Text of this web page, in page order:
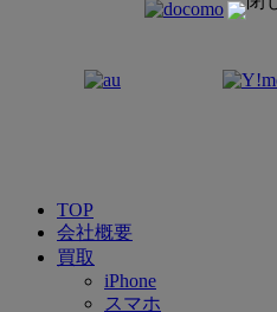
TOP
会社概要
買取
iPhone
スマホ